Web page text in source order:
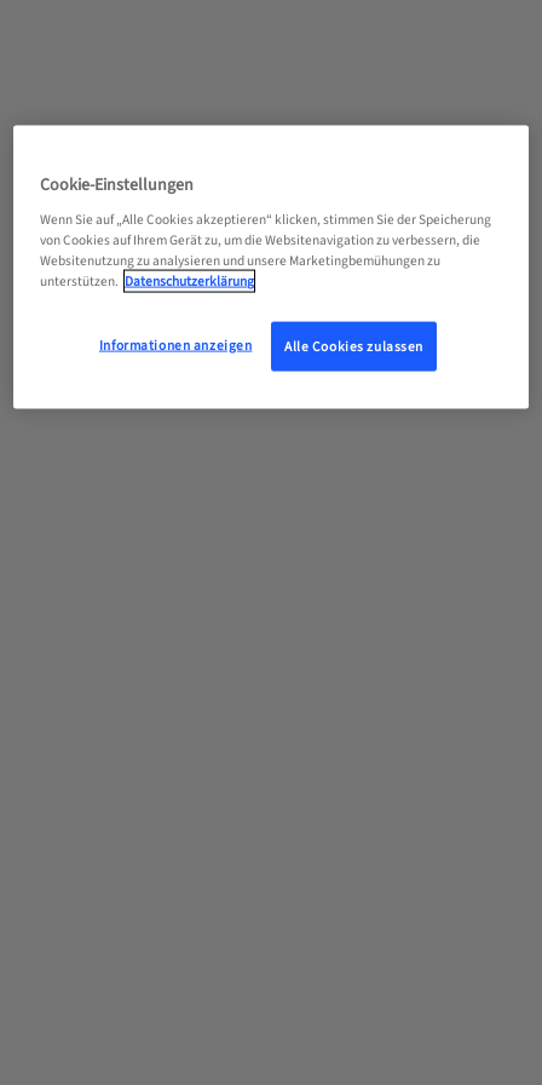
Cookie-Einstellungen
Wenn Sie auf „Alle Cookies akzeptieren“ klicken, stimmen Sie der Speicherung
von Cookies auf Ihrem Gerät zu, um die Websitenavigation zu verbessern, die
Websitenutzung zu analysieren und unsere Marketingbemühungen zu
unterstützen. Datenschutzerklärung
Informationen anzeigen Alle Cookies zulassen